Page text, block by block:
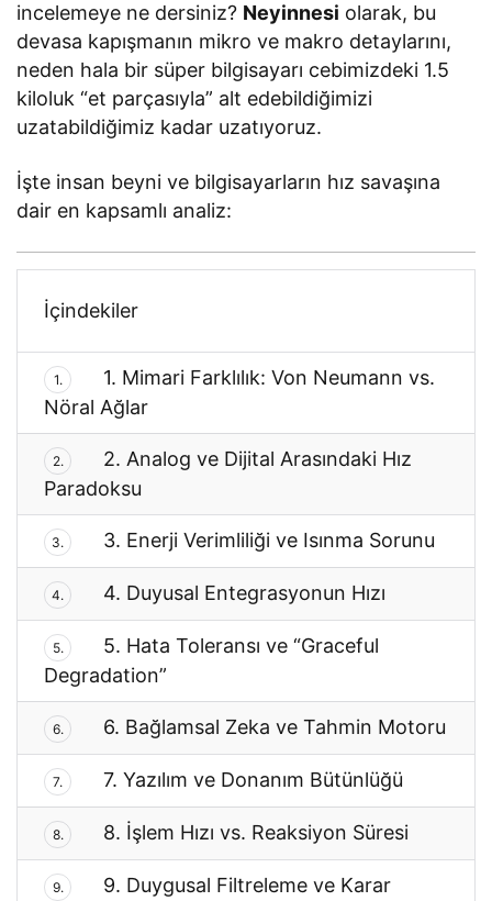
incelemeye ne dersiniz? Neyinnesi olarak, bu
devasa kapışmanın mikro ve makro detaylarını,
neden hala bir süper bilgisayarı cebimizdeki 1.5
kiloluk “et parçasıyla” alt edebildiğimizi
uzatabildiğimiz kadar uzatıyoruz.
İşte insan beyni ve bilgisayarların hız savaşına
dair en kapsamlı analiz:
İçindekiler
1.
1. Mimari Farklılık: Von Neumann vs.
Nöral Ağlar
2.
2. Analog ve Dijital Arasındaki Hız
Paradoksu
3. 3. Enerji Verimliliği ve Isınma Sorunu
4. 4. Duyusal Entegrasyonun Hızı
5.
5. Hata Toleransı ve “Graceful
Degradation”
6. 6. Bağlamsal Zeka ve Tahmin Motoru
7. 7. Yazılım ve Donanım Bütünlüğü
8. 8. İşlem Hızı vs. Reaksiyon Süresi
9.
9. Duygusal Filtreleme ve Karar